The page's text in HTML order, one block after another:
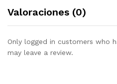
Valoraciones (0)
Only logged in customers who
may leave a review.